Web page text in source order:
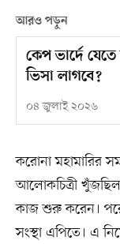
আরও পড়ুন
কেপ ভার্দে
ভিসা লাগবে?
০৪ জুলাই ২০২৬
করোনা মহামারির
আলোকচিত্রী
কাজ শুরু করেন। পরে
সংস্থা এপিতে। এ